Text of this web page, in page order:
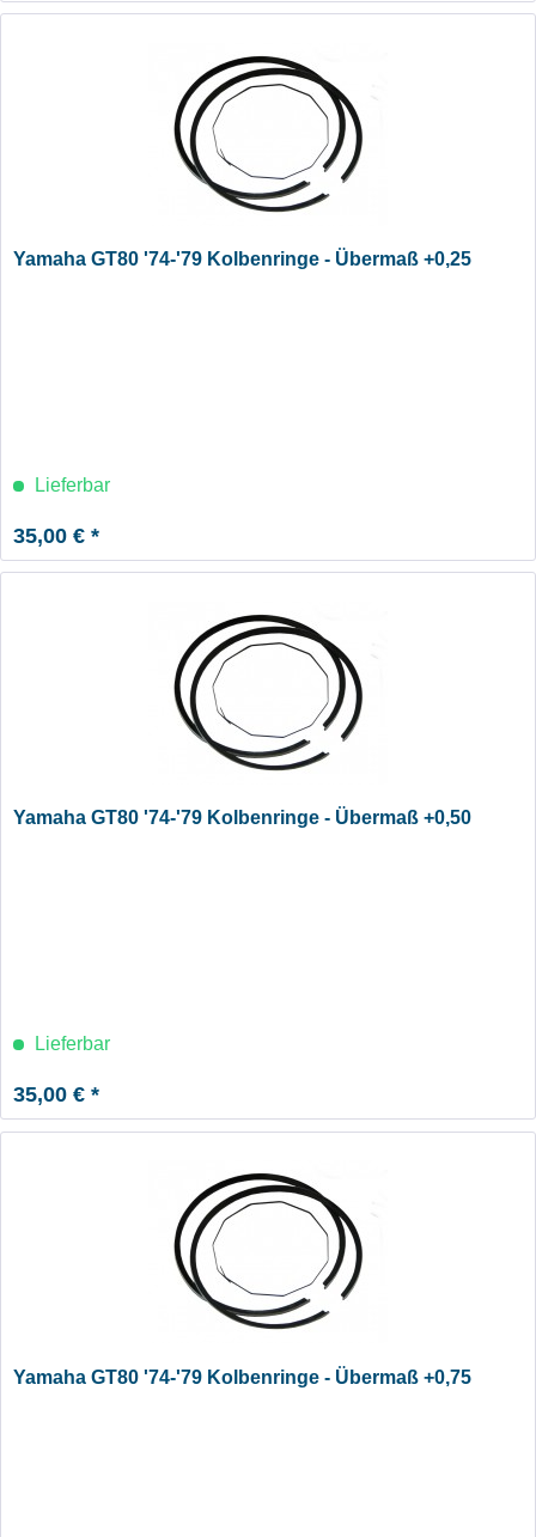
Yamaha GT80 '74-'79 Kolbenringe - Übermaß +0,25
Lieferbar
35,00 € *
Yamaha GT80 '74-'79 Kolbenringe - Übermaß +0,50
Lieferbar
35,00 € *
Yamaha GT80 '74-'79 Kolbenringe - Übermaß +0,75